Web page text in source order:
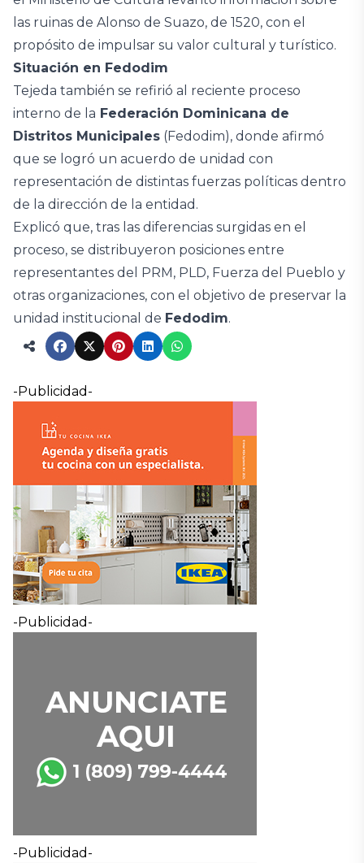
las ruinas de Alonso de Suazo, de 1520, con el
propósito de impulsar su valor cultural y turístico.
Situación en Fedodim
Tejeda también se refirió al reciente proceso
interno de la Federación Dominicana de
Distritos Municipales (Fedodim), donde afirmó
que se logró un acuerdo de unidad con
representación de distintas fuerzas políticas dentro
de la dirección de la entidad.
Explicó que, tras las diferencias surgidas en el
proceso, se distribuyeron posiciones entre
representantes del PRM, PLD, Fuerza del Pueblo y
otras organizaciones, con el objetivo de preservar la
unidad institucional de Fedodim.
-Publicidad-
-Publicidad-
-Publicidad-